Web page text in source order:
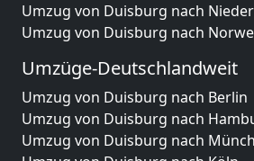
Umzug von Duisburg nach
Umzug von Duisburg nach
Umzüge-Deutschlandweit
Umzug von Duisburg nach Berlin
Umzug von Duisburg nach
Umzug von Duisburg nach